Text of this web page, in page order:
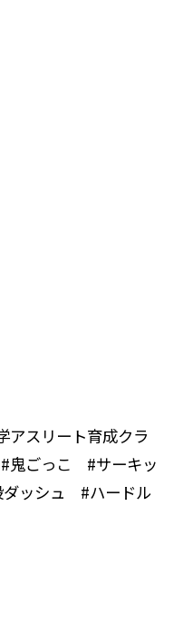
スリート育成クラ
ごっこ #サーキッ
ッシュ #ハードル